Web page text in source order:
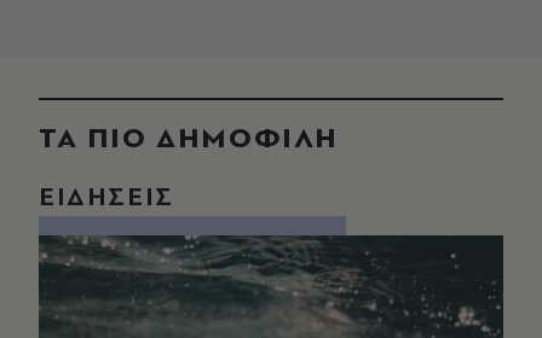
ΤΑ ΠΙΟ ΔΗΜΟΦΙΛΗ
ΕΙΔΗΣΕΙΣ